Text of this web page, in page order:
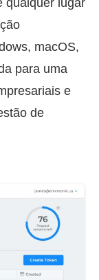
qualquer lugar
macOS,
para uma
e
de